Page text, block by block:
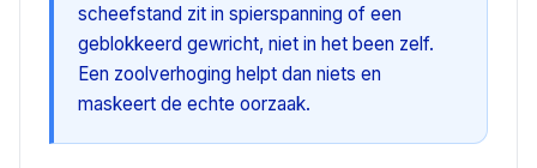
scheefstand zit in spierspanning of een
geblokkeerd gewricht, niet in het been zelf.
Een zoolverhoging helpt dan niets en
maskeert de echte oorzaak.